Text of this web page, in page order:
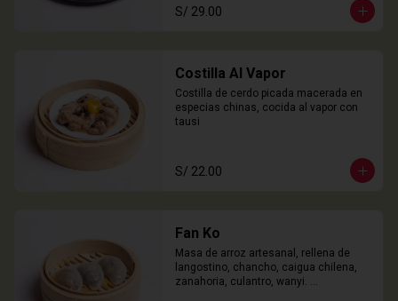
S/ 29.00
Costilla Al Vapor
Costilla de cerdo picada macerada en
especias chinas, cocida al vapor con
tausi
S/ 22.00
Fan Ko
Masa de arroz artesanal, rellena de
langostino, chancho, caigua chilena,
zanahoria, culantro, wanyi.